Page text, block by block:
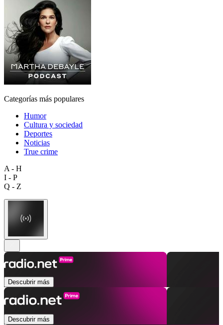
Categorías más populares
Humor
Cultura y sociedad
Deportes
Noticias
True crime
A - H
I - P
Q - Z
Descubrir más
Descubrir más